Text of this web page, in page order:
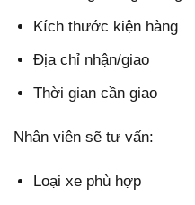
Kích thước kiện hàng
Địa chỉ nhận/giao
Thời gian cần giao
Nhân viên sẽ tư vấn:
Loại xe phù hợp